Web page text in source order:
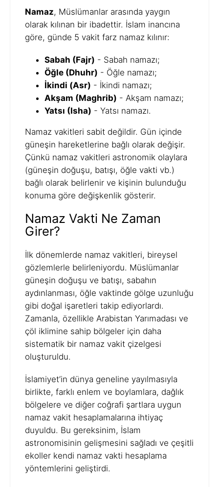
Namaz, Müslümanlar arasında yaygın
olarak kılınan bir ibadettir. İslam inancına
göre, günde 5 vakit farz namaz kılınır:
Sabah (Fajr) - Sabah namazı;
Öğle (Dhuhr) - Öğle namazı;
İkindi (Asr) - İkindi namazı;
Akşam (Maghrib) - Akşam namazı;
Yatsı (Isha) - Yatsı namazı.
Namaz vakitleri sabit değildir. Gün içinde
güneşin hareketlerine bağlı olarak değişir.
Çünkü namaz vakitleri astronomik olaylara
(güneşin doğuşu, batışı, öğle vakti vb.)
bağlı olarak belirlenir ve kişinin bulunduğu
konuma göre değişkenlik gösterir.
Namaz Vakti Ne Zaman
Girer?
İlk dönemlerde namaz vakitleri, bireysel
gözlemlerle belirleniyordu. Müslümanlar
güneşin doğuşu ve batışı, sabahın
aydınlanması, öğle vaktinde gölge uzunluğu
gibi doğal işaretleri takip ediyorlardı.
Zamanla, özellikle Arabistan Yarımadası ve
çöl iklimine sahip bölgeler için daha
sistematik bir namaz vakit çizelgesi
oluşturuldu.
İslamiyet’in dünya geneline yayılmasıyla
birlikte, farklı enlem ve boylamlara, dağlık
bölgelere ve diğer coğrafi şartlara uygun
namaz vakit hesaplamalarına ihtiyaç
duyuldu. Bu gereksinim, İslam
astronomisinin gelişmesini sağladı ve çeşitli
ekoller kendi namaz vakti hesaplama
yöntemlerini geliştirdi.